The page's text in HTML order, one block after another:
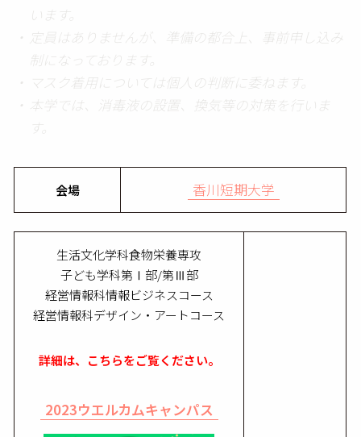
います。
定員はありませんが、準備の都合上、事前申し込み
制になっております。
マスク着用については個人の判断に委ねます。
本学では、消毒液の設置、換気等の対策を行いま
す。
会場 香川短期大学
生活文化学科食物栄養専攻
子ども学科第Ⅰ部/第Ⅲ部
経営情報科情報ビジネスコース
経営情報科デザイン・アートコース
詳細は、こちらをご覧ください。
2023ウエルカムキャンパス